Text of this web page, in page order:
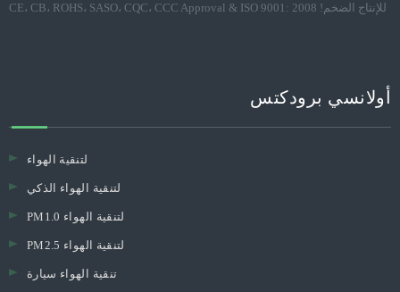
للإنتاج الضخم! CE، CB، ROHS، SASO، CQC، CCC Approval & ISO 9001: 2008
أولانسي برودكتس
لتنقية الهواء
لتنقية الهواء الذكي
PM1.0 لتنقية الهواء
PM2.5 لتنقية الهواء
تنقية الهواء سيارة